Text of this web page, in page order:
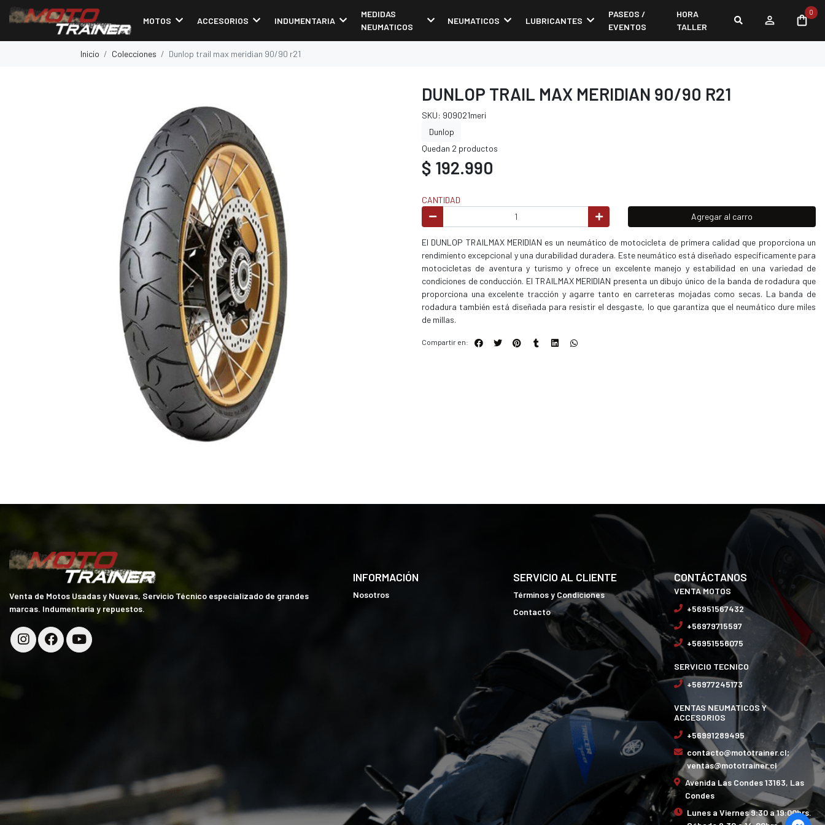
MOTOS ACCESORIOS INDUMENTARIA
MEDIDAS
NEUMATICOS
NEUMATICOS LUBRICANTES
PASEOS /
EVENTOS
HORA
TALLER
0
Inicio Colecciones Dunlop trail max meridian 90/90 r21
DUNLOP TRAIL MAX MERIDIAN 90/90 R21
SKU: 909021meri
Dunlop
Quedan 2 productos
$ 192.990
CANTIDAD
Agregar al carro
El DUNLOP TRAILMAX MERIDIAN es un neumático de motocicleta de primera calidad que proporciona un
rendimiento excepcional y una durabilidad duradera. Este neumático está diseñado específicamente para
motocicletas de aventura y turismo y ofrece un excelente manejo y estabilidad en una variedad de
condiciones de conducción. El TRAILMAX MERIDIAN presenta un dibujo único de la banda de rodadura que
proporciona una excelente tracción y agarre tanto en carreteras mojadas como secas. La banda de
rodadura también está diseñada para resistir el desgaste, lo que garantiza que el neumático dure miles
de millas.
Compartir en:
Venta de Motos Usadas y Nuevas, Servicio Técnico especializado de grandes
marcas. Indumentaria y repuestos.
INFORMACIÓN
Nosotros
SERVICIO AL CLIENTE
Términos y Condiciones
Contacto
CONTÁCTANOS
VENTA MOTOS
+56951567432
+56979715597
+56951556075
SERVICIO TECNICO
+56977245173
VENTAS NEUMATICOS Y
ACCESORIOS
+56991289495
contacto@mototrainer.cl;
ventas@mototrainer.cl
Avenida Las Condes 13163, Las
Condes
Lunes a Viernes 9:30 a 19:00hrs.